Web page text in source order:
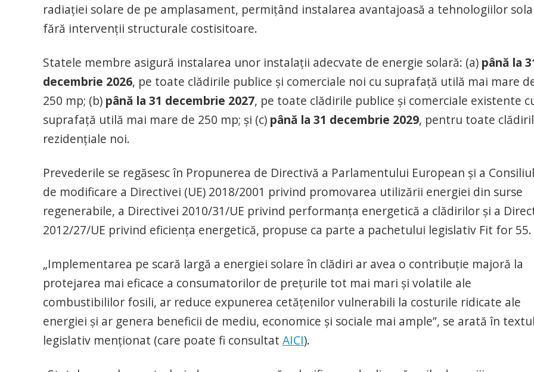
radiației solare de pe amplasament, permițând instalarea avantajoasă a tehnologiilor
fără intervenții structurale costisitoare.
Statele membre asigură instalarea unor instalații adecvate de energie solară: (a) până la
decembrie 2026, pe toate clădirile publice și comerciale noi cu suprafață utilă mai mare
250 mp; (b) până la 31 decembrie 2027, pe toate clădirile publice și comerciale existente
suprafață utilă mai mare de 250 mp; și (c) până la 31 decembrie 2029, pentru toate
rezidențiale noi.
Prevederile se regăsesc în Propunerea de Directivă a Parlamentului European și a
de modificare a Directivei (UE) 2018/2001 privind promovarea utilizării energiei din surse
regenerabile, a Directivei 2010/31/UE privind performanța energetică a clădirilor și a
2012/27/UE privind eficiența energetică, propuse ca parte a pachetului legislativ Fit for 55.
„Implementarea pe scară largă a energiei solare în clădiri ar avea o contribuție majoră la
protejarea mai eficace a consumatorilor de prețurile tot mai mari și volatile ale
combustibililor fosili, ar reduce expunerea cetățenilor vulnerabili la costurile ridicate ale
energiei și ar genera beneficii de mediu, economice și sociale mai ample”, se arată în textul
legislativ menționat (care poate fi consultat AICI).